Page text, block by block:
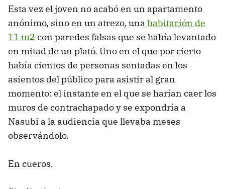
Esta vez el joven no acabó en un apartamento
anónimo, sino en un atrezo, una habitación de
11 m2 con paredes falsas que se había levantado
en mitad de un plató. Uno en el que por cierto
había cientos de personas sentadas en los
asientos del público para asistir al gran
momento: el instante en el que se harían caer los
muros de contrachapado y se expondría a
Nasubi a la audiencia que llevaba meses
observándolo.
En cueros.